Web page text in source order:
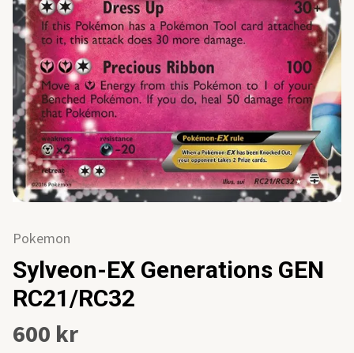
Pokemon
Sylveon-EX Generations GEN
RC21/RC32
600 kr